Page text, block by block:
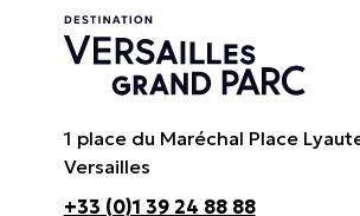
1 place du Maréchal Place
Versailles
+33 (0)1 39 24 88 88